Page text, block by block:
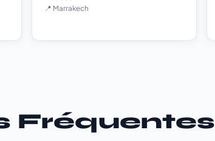
📍 Marrakech
Fréquentes